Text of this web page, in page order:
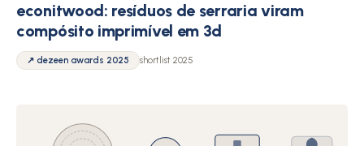
econitwood: resíduos de serraria viram
compósito imprimível em 3d
↗ dezeen awards 2025 shortlist 2025